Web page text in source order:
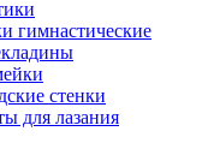
гимнастические
стенки
для лазания